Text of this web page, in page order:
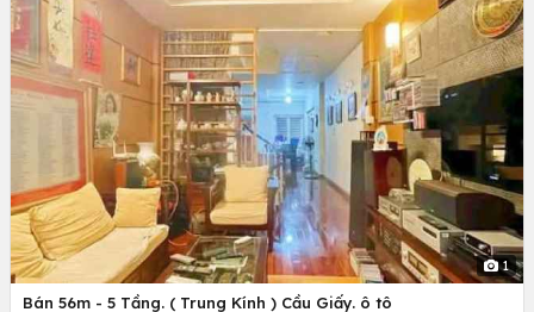
1
Bán 56m - 5 Tầng. ( Trung Kính ) Cầu Giấy. ô tô